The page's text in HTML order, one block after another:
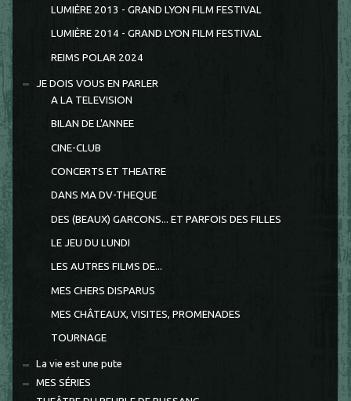
LUMIÈRE 2013 - GRAND LYON FILM FESTIVAL
LUMIÈRE 2014 - GRAND LYON FILM FESTIVAL
REIMS POLAR 2024
JE DOIS VOUS EN PARLER
A LA TELEVISION
BILAN DE L'ANNEE
CINE-CLUB
CONCERTS ET THEATRE
DANS MA DV-THEQUE
DES (BEAUX) GARCONS... ET PARFOIS DES FILLES
LE JEU DU LUNDI
LES AUTRES FILMS DE...
MES CHERS DISPARUS
MES CHÂTEAUX, VISITES, PROMENADES
TOURNAGE
La vie est une pute
MES SÉRIES